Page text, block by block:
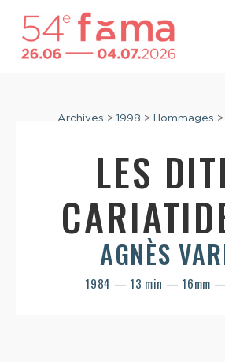
Archives > 1998 > Hommages >
LES
AGNÈS
1984 — 13 min — 16mm